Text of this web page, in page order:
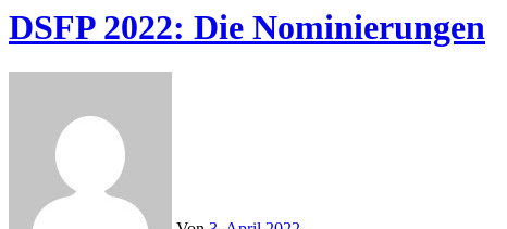
DSFP 2022: Die Nominierungen